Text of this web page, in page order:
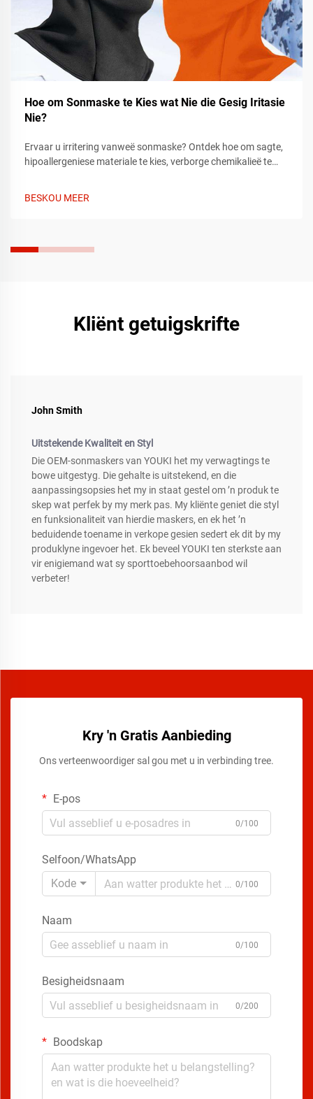
Hoe om Sonmaske te Kies wat Nie die Gesig Iritasie
Nie?
Ervaar u irritering vanweë sonmaske? Ontdek hoe om sagte,
hipoallergeniese materiale te kies, verborge chemikalieë te
BESKOU MEER
Kliënt getuigskrifte
John Smith
Uitstekende Kwaliteit en Styl
Die OEM-sonmaskers van YOUKI het my verwagtings te
bowe uitgestyg. Die gehalte is uitstekend, en die
aanpassingsopsies het my in staat gestel om ’n produk te
skep wat perfek by my merk pas. My kliënte geniet die styl
en funksionaliteit van hierdie maskers, en ek het ’n
beduidende toename in verkope gesien sedert ek dit by my
produklyne ingevoer het. Ek beveel YOUKI ten sterkste aan
vir enigiemand wat sy sporttoebehoorsaanbod wil
verbeter!
Kry 'n Gratis Aanbieding
Ons verteenwoordiger sal gou met u in verbinding tree.
E-pos
0/100
Selfoon/WhatsApp
Kode
0/100
Naam
0/100
Besigheidsnaam
0/200
Boodskap